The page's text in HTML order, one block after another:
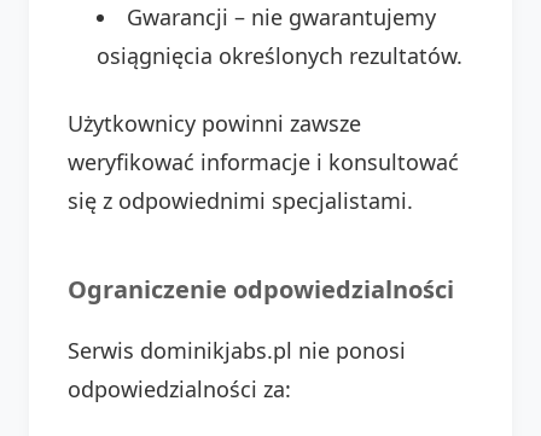
Gwarancji – nie gwarantujemy
osiągnięcia określonych rezultatów.
Użytkownicy powinni zawsze
weryfikować informacje i konsultować
się z odpowiednimi specjalistami.
Ograniczenie odpowiedzialności
Serwis dominikjabs.pl nie ponosi
odpowiedzialności za: